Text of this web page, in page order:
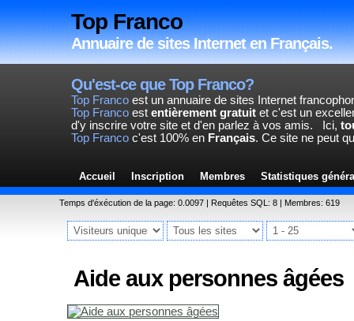
Top Franco
Annuaire de sites Internet en Français.
Qu'est-ce que Top Franco?
Top Franco est un annuaire de sites Internet
Top Franco est entièrement gratuit et c'est un
d'y inscrire votre site et d'en parlez à vos amis.
Ici,
Top Franco c'est 100% en Français. Ce site ne peut
Accueil Inscription Membres Statistiques
Temps d'éxécution de la page: 0.0097 | Requêtes SQL: 8 | Membres: 619
Aide aux personnes âgées